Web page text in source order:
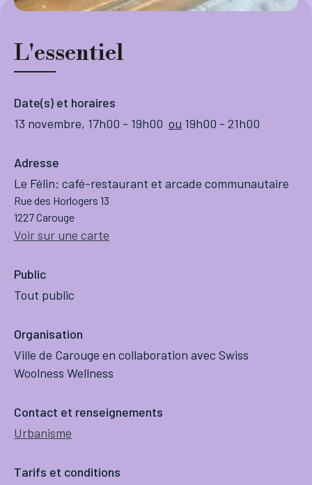
L'essentiel
Date(s) et horaires
13 novembre, 17h00 - 19h00 ou 19h00 - 21h00
Adresse
Le Félin: café-restaurant et arcade communautaire
Rue des Horlogers 13
1227 Carouge
Voir sur une carte
Public
Tout public
Organisation
Ville de Carouge en collaboration avec Swiss
Woolness Wellness
Contact et renseignements
Urbanisme
Tarifs et conditions